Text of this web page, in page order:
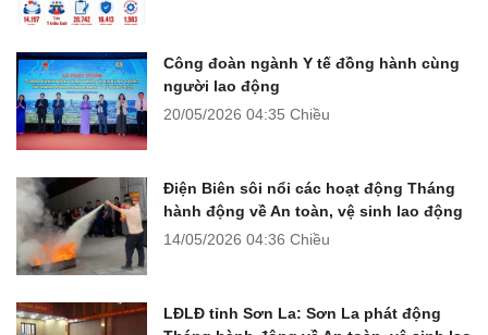
Công đoàn ngành Y tế đồng hành cùng
người lao động
20/05/2026 04:35 Chiều
Điện Biên sôi nổi các hoạt động Tháng
hành động về An toàn, vệ sinh lao động
14/05/2026 04:36 Chiều
LĐLĐ tỉnh Sơn La: Sơn La phát động